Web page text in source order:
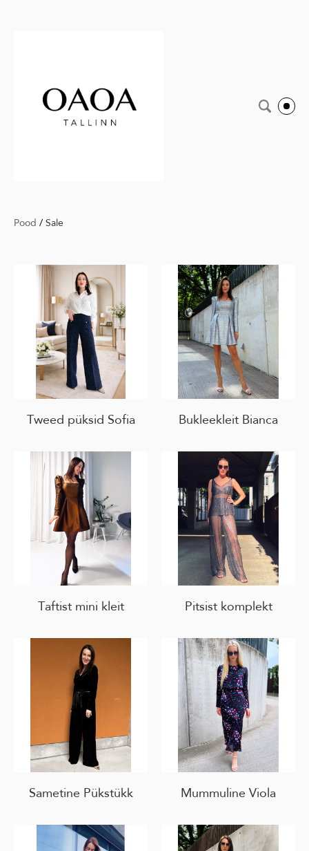
Pood / Sale
Tweed püksid Sofia Bukleekleit Bianca
Taftist mini kleit Pitsist komplekt
Sametine Pükstükk Mummuline Viola